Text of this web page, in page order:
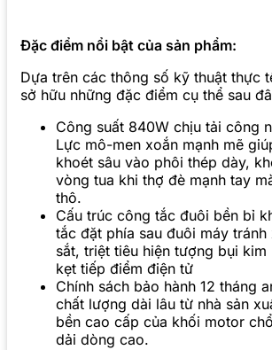
Đặc điểm nổi bật của sản phẩm:
Dựa trên các thông số kỹ thuật thực
sở hữu những đặc điểm cụ thể sau
Công suất 840W chịu tải công
Lực mô-men xoắn mạnh mẽ
khoét sâu vào phôi thép dày,
vòng tua khi thợ đè mạnh tay
thô.
Cấu trúc công tắc đuôi bền bỉ
tắc đặt phía sau đuôi máy
sắt, triệt tiêu hiện tượng bụi
kẹt tiếp điểm điện tử
Chính sách bảo hành 12 tháng
chất lượng dài lâu từ nhà sản
bền cao cấp của khối motor
dải dòng cao.